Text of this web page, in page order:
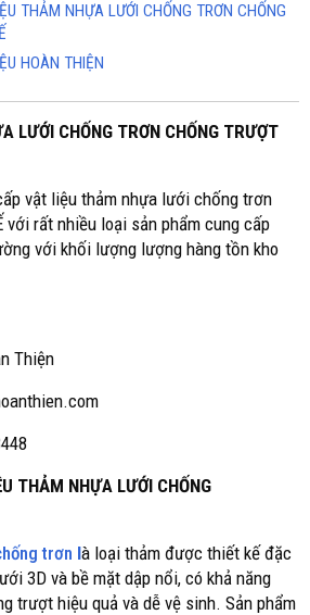
THẢM NHỰA LƯỚI CHỐNG TRƠN CHỐNG
HOÀN THIỆN
LƯỚI CHỐNG TRƠN CHỐNG TRƯỢT
vật liệu thảm nhựa lưới chống trơn
với rất nhiều loại sản phẩm cung cấp
với khối lượng lượng hàng tồn kho
Thiện
THẢM NHỰA LƯỚI CHỐNG
trơn là loại thảm được thiết kế đặc
3D và bề mặt dập nổi, có khả năng
trượt hiệu quả và dễ vệ sinh. Sản phẩm